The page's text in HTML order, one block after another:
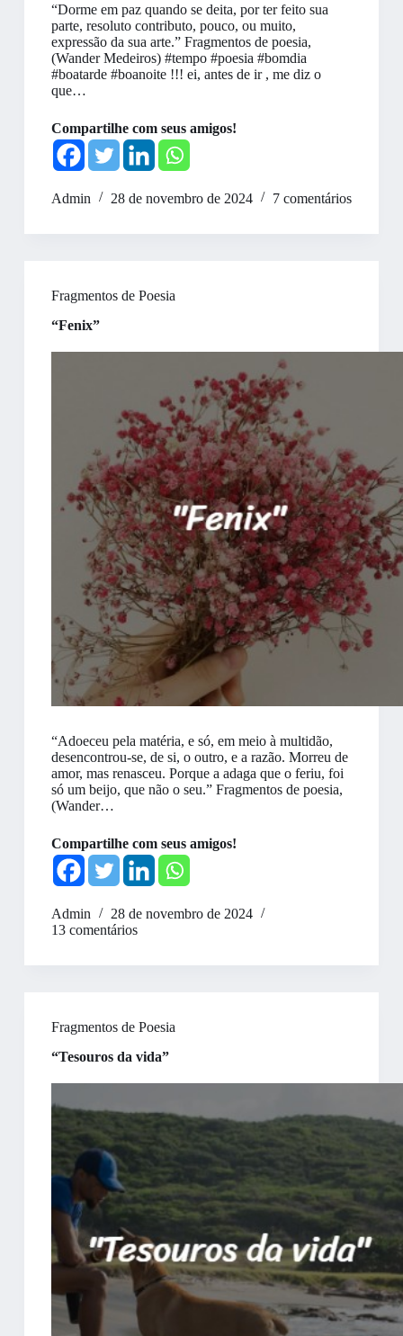
“Dorme em paz quando se deita, por ter feito sua
parte, resoluto contributo, pouco, ou muito,
expressão da sua arte.” Fragmentos de poesia,
(Wander Medeiros) #tempo #poesia #bomdia
#boatarde #boanoite !!! ei, antes de ir , me diz o
que…
Compartilhe com seus amigos!
Admin 28 de novembro de 2024 7 comentários
Fragmentos de Poesia
“Fenix”
“Adoeceu pela matéria, e só, em meio à multidão,
desencontrou-se, de si, o outro, e a razão. Morreu de
amor, mas renasceu. Porque a adaga que o feriu, foi
só um beijo, que não o seu.” Fragmentos de poesia,
(Wander…
Compartilhe com seus amigos!
Admin
28 de novembro de 2024
13 comentários
Fragmentos de Poesia
“Tesouros da vida”